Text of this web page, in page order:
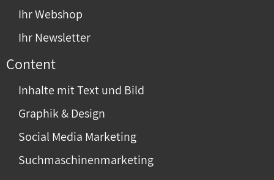
Ihr Webshop
Ihr Newsletter
Content
Inhalte mit Text und Bild
Graphik & Design
Social Media Marketing
Suchmaschinenmarketing